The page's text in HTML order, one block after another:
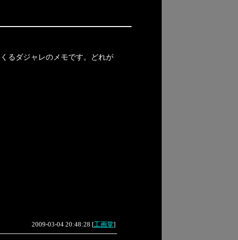
るダジャレのメモです。どれが
2009-03-04 20:48:28 [工画堂]